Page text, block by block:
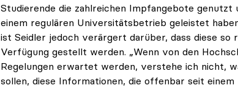
Studierende die zahlreichen Impfangebote
einem regulären Universitätsbetrieb geleistet
ist Seidler jedoch verärgert darüber, dass diese
Verfügung gestellt werden. „Wenn von den
Regelungen erwartet werden, verstehe ich nicht,
sollen, diese Informationen, die offenbar seit